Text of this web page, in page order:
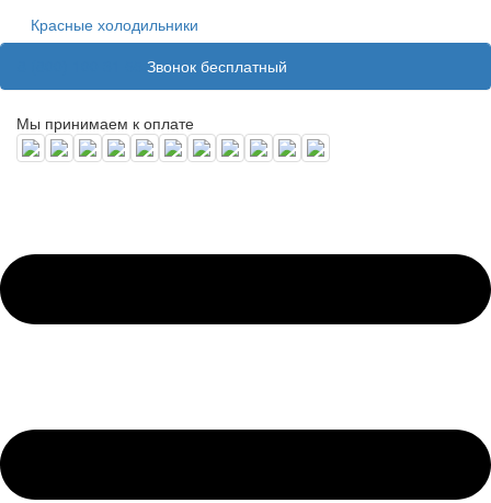
Красные холодильники
Звонок бесплатный
Мы принимаем к оплате